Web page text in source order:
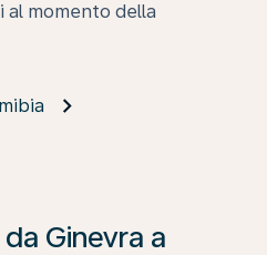
al momento della
Ginevra a
clic su “Cerca le offerte”